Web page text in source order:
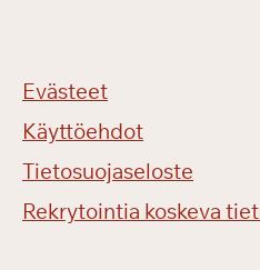
Evästeet
Käyttöehdot
Tietosuojaseloste
Rekrytointia koskeva